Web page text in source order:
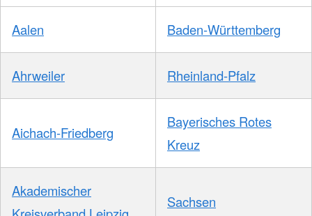
Aalen Baden-Württemberg
Ahrweiler Rheinland-Pfalz
Aichach-Friedberg
Bayerisches Rotes
Kreuz
Akademischer
Sachsen